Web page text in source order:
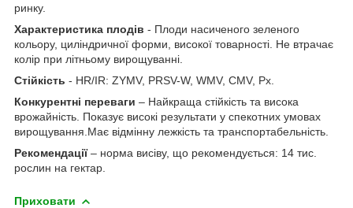
ринку.
Характеристика плодів - Плоди насиченого зеленого
кольору, циліндричної форми, високої товарності. Не втрачає
колір при літньому вирощуванні.
Стійкість - HR/IR: ZYMV, PRSV-W, WMV, CMV, Px.
Конкурентні переваги – Найкраща стійкість та висока
врожайність. Показує високі результати у спекотних умовах
вирощування.Має відмінну лежкість та транспортабельність.
Рекомендації– норма висіву, що рекомендується: 14 тис.
рослин на гектар.
Приховати